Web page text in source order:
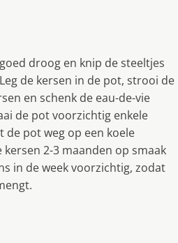
droog en knip de steeltjes
de kersen in de pot, strooi de
en schenk de eau-de-vie
de pot voorzichtig enkele
de pot weg op een koele
2-3 maanden op smaak
in de week voorzichtig, zodat